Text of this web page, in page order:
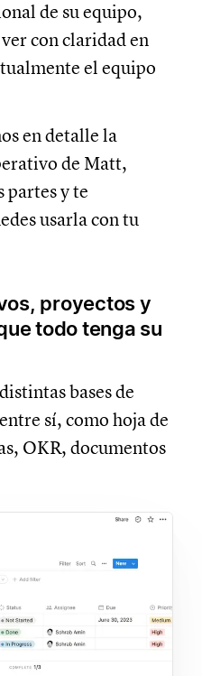
de su equipo,
con claridad en
el equipo
en detalle la
de Matt,
partes y te
usarla con tu
proyectos y
todo tenga su
bases de
sí, como hoja de
OKR, documentos